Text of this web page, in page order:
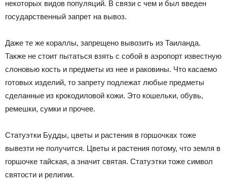
некоторых видов популяций. В связи с чем и был введен
государственный запрет на вывоз.
Даже те же кораллы, запрещено вывозить из Таиланда.
Также не стоит пытаться взять с собой в аэропорт известную
слоновью кость и предметы из нее и раковины. Что касаемо
готовых изделий, то запрету подлежат любые предметы
сделанные из крокодиловой кожи. Это кошельки, обувь,
ремешки, сумки и прочее.
Статуэтки Будды, цветы и растения в горшочках тоже
вывезти не получится. Цветы и растения потому, что земля в
горшочке тайская, а значит святая. Статуэтки тоже символ
святости и религии.